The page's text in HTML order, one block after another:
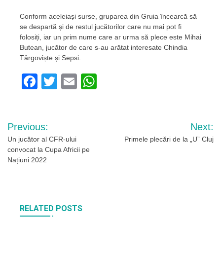
Conform aceleiași surse, gruparea din Gruia încearcă să
se despartă și de restul jucătorilor care nu mai pot fi
folosiți, iar un prim nume care ar urma să plece este Mihai
Butean, jucător de care s-au arătat interesate Chindia
Târgoviște și Sepsi.
Facebook
Twitter
Email
Navigare
în
articole
Previous:
Un jucător al CFR-ului
convocat la Cupa Africii pe
Națiuni 2022
Next:
Primele plecări de la „U” Cluj
RELATED POSTS